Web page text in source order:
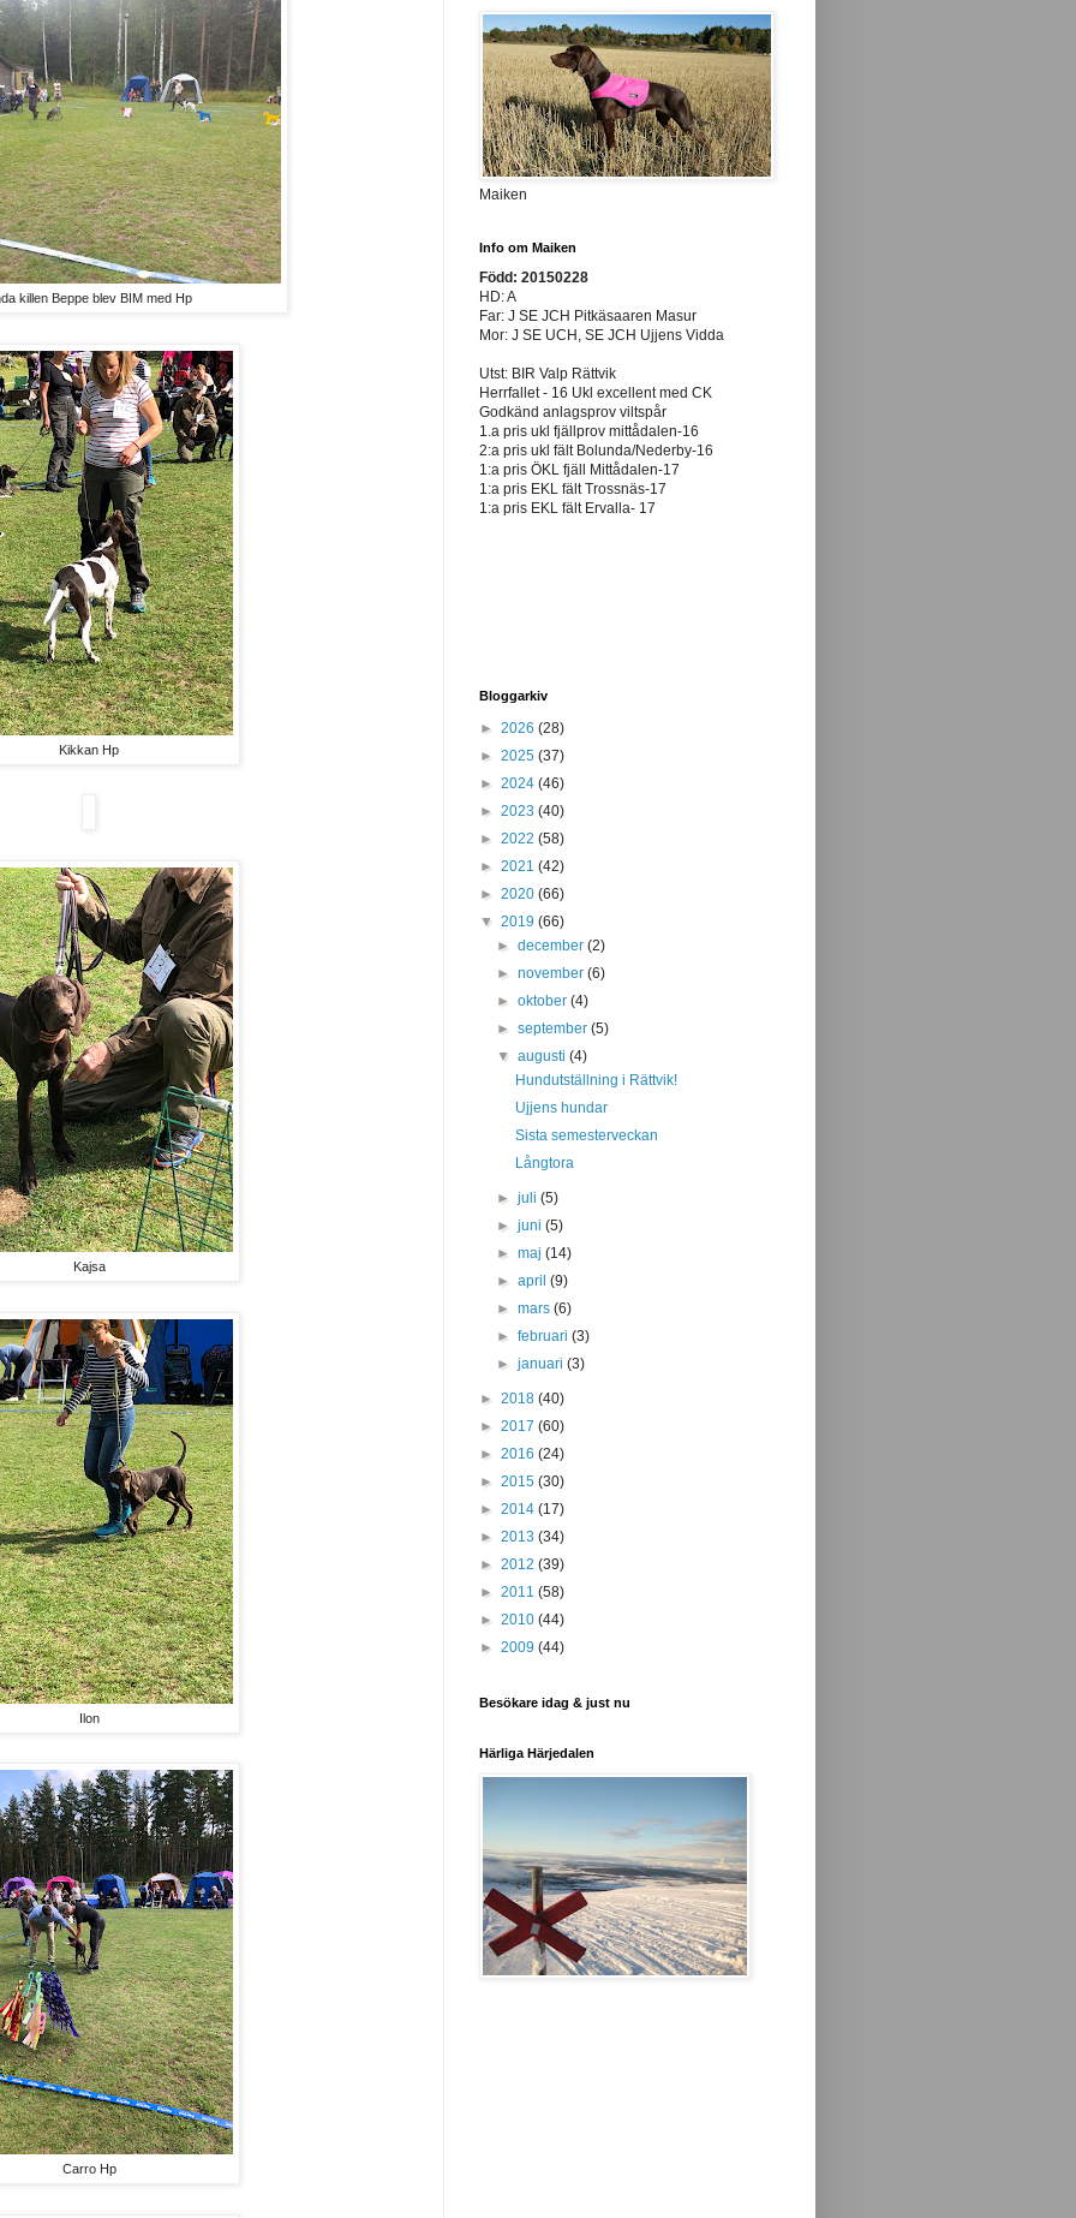
killen Beppe blev BIM med Hp
Kikkan Hp
Kajsa
Ilon
Carro Hp
Maiken
Info om Maiken
Född: 20150228
HD: A
Far: J SE JCH Pitkäsaaren Masur
Mor: J SE UCH, SE JCH Ujjens Vidda
Utst: BIR Valp Rättvik
Herrfallet - 16 Ukl excellent med CK
Godkänd anlagsprov viltspår
1.a pris ukl fjällprov mittådalen-16
2:a pris ukl fält Bolunda/Nederby-16
1:a pris ÖKL fjäll Mittådalen-17
1:a pris EKL fält Trossnäs-17
1:a pris EKL fält Ervalla- 17
Bloggarkiv
► 2026 (28)
► 2025 (37)
► 2024 (46)
► 2023 (40)
► 2022 (58)
► 2021 (42)
► 2020 (66)
▼ 2019 (66)
►december(2)
►november(6)
►oktober(4)
►september(5)
▼augusti(4)
Hundutställning i Rättvik!
Ujjens hundar
Sista semesterveckan
Långtora
►juli(5)
►juni(5)
►maj(14)
►april(9)
►mars(6)
►februari(3)
►januari(3)
► 2018 (40)
► 2017 (60)
► 2016 (24)
► 2015 (30)
► 2014 (17)
► 2013 (34)
► 2012 (39)
► 2011 (58)
► 2010 (44)
► 2009 (44)
Besökare idag & just nu
Härliga Härjedalen